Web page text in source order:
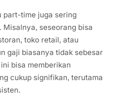
part-time juga sering
seseorang bisa
toko retail, atau
gaji biasanya tidak sebesar
bisa memberikan
cukup signifikan, terutama